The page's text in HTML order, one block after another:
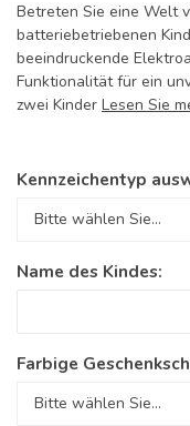
Betreten Sie eine Welt
batteriebetriebenen
beeindruckende
Funktionalität für ein
zwei Kinder Lesen Sie
Kennzeichentyp
Name des Kindes:
Farbige